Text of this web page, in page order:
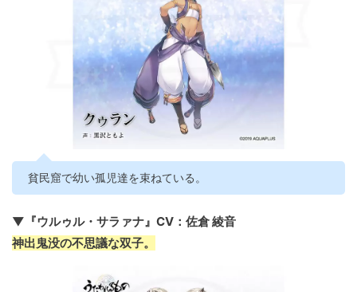
貧民窟で幼い孤児達を束ねている。
▼『ウルゥル・サラァナ』CV：佐倉 綾音
神出鬼没の不思議な双子。